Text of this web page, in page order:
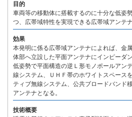
目的
車両等の移動体に搭載するのに十分な低姿
つ、広帯域特性を実現できる広帯域アンテ
効果
本発明に係る広帯域アンテナによれば、金
体部へ立設した平面アンテナにインピーダ
低姿勢で平面構造の逆Ｌ形モノポールアン
線システム、ＵＨＦ帯のホワイトスペース
ティブ無線システム、公共ブロードバンド
アンテナとなる。
技術概要